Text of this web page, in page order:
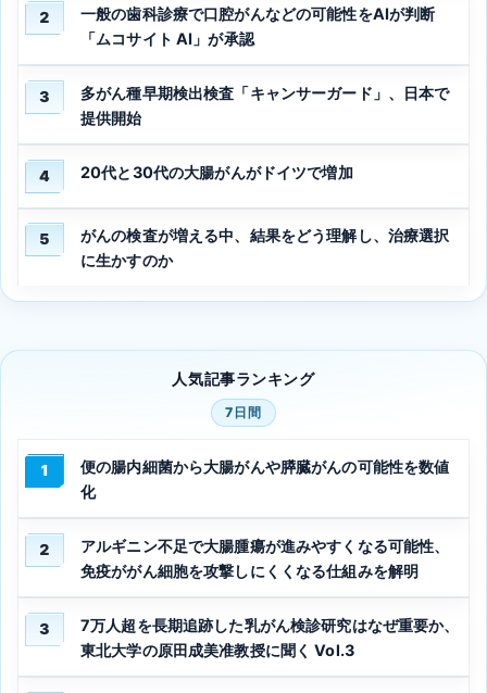
2
一般の歯科診療で口腔がんなどの可能性をAIが判断
「ムコサイト AI」が承認
3
多がん種早期検出検査「キャンサーガード」、日本で
提供開始
4 20代と30代の大腸がんがドイツで増加
5
がんの検査が増える中、結果をどう理解し、治療選択
に生かすのか
人気記事ランキング
7日間
1
便の腸内細菌から大腸がんや膵臓がんの可能性を数値
化
2
アルギニン不足で大腸腫瘍が進みやすくなる可能性、
免疫ががん細胞を攻撃しにくくなる仕組みを解明
3
7万人超を長期追跡した乳がん検診研究はなぜ重要か、
東北大学の原田成美准教授に聞く Vol.3